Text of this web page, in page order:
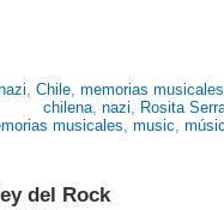
, Chile, memorias musicales
chilena, nazi, Rosita
musicales, music,
del Rock